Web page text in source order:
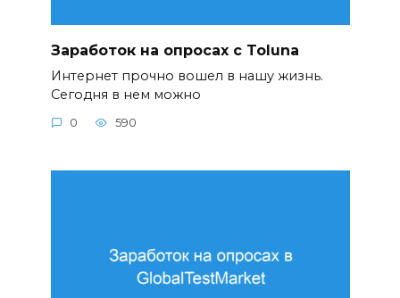
Заработок на опросах с Toluna
Интернет прочно вошел в нашу жизнь.
Сегодня в нем можно
0 590